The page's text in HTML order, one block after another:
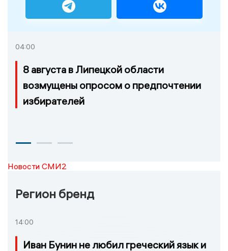
04:00
8 августа в Липецкой области
возмущены опросом о предпочтении
избирателей
Новости СМИ2
Регион бренд
14:00
Иван Бунин не любил греческий язык и